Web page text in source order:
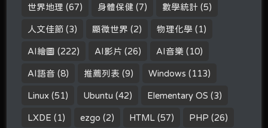
世界地理 (67) 身體保健 (7) 數學統計 (5)
人文佳節 (3) 顯微世界 (2) 物理化學 (1)
AI繪圖 (222) AI影片 (26) AI音樂 (10)
AI語音 (8) 推薦列表 (9) Windows (113)
Linux (51) Ubuntu (42) Elementary OS (3)
LXDE (1) ezgo (2) HTML (57) PHP (26)